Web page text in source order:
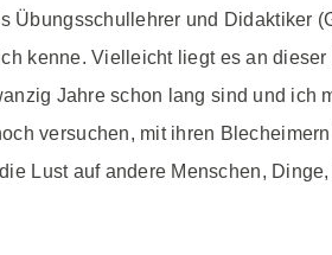
Übungsschullehrer und Didaktiker
kenne. Vielleicht liegt es an dieser
Jahre schon lang sind und ich
versuchen, mit ihren
Lust auf andere Menschen, Dinge,